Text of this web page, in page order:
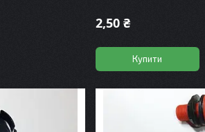
2,50 ₴
Купити